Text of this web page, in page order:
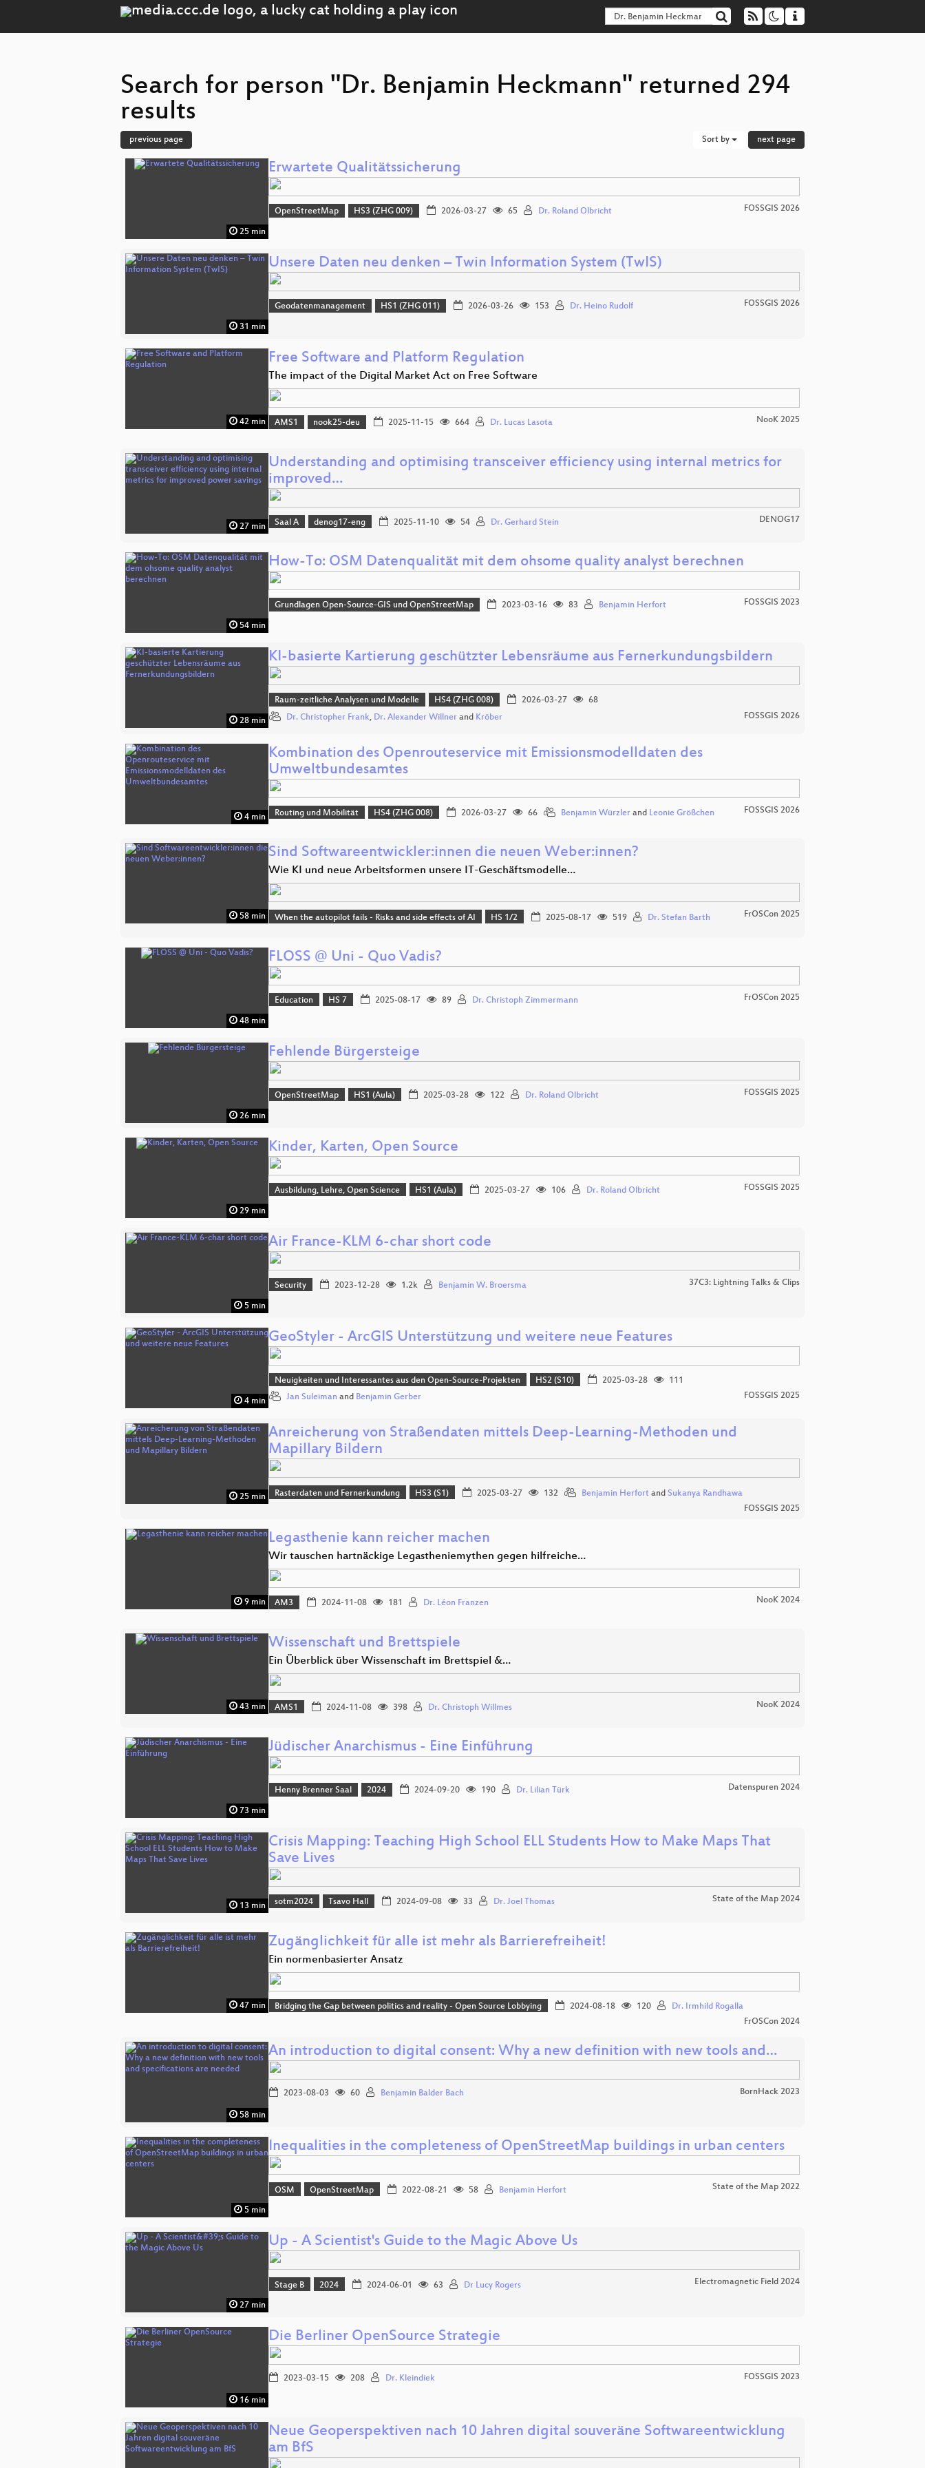
Search for person "Dr. Benjamin Heckmann" returned 294
results
previous page Sort by next page
25 min
Erwartete Qualitätssicherung
OpenStreetMap HS3 (ZHG 009) 2026-03-27 65 Dr. Roland Olbricht FOSSGIS 2026
31 min
Unsere Daten neu denken – Twin Information System (TwIS)
Geodatenmanagement HS1 (ZHG 011) 2026-03-26 153 Dr. Heino Rudolf FOSSGIS 2026
42 min
Free Software and Platform Regulation
The impact of the Digital Market Act on Free Software
AMS1 nook25-deu 2025-11-15 664 Dr. Lucas Lasota NooK 2025
27 min
Understanding and optimising transceiver efficiency using internal metrics for
improved…
Saal A denog17-eng 2025-11-10 54 Dr. Gerhard Stein DENOG17
54 min
How-To: OSM Datenqualität mit dem ohsome quality analyst berechnen
Grundlagen Open-Source-GIS und OpenStreetMap 2023-03-16 83 Benjamin Herfort FOSSGIS 2023
28 min
KI-basierte Kartierung geschützter Lebensräume aus Fernerkundungsbildern
Raum-zeitliche Analysen und Modelle HS4 (ZHG 008) 2026-03-27
68
Dr. Christopher Frank, Dr. Alexander Willner and Kröber FOSSGIS 2026
4 min
Kombination des Openrouteservice mit Emissionsmodelldaten des
Umweltbundesamtes
Routing und Mobilität HS4 (ZHG 008) 2026-03-27 66 Benjamin Würzlerand Leonie Größchen FOSSGIS 2026
58 min
Sind Softwareentwickler:innen die neuen Weber:innen?
Wie KI und neue Arbeitsformen unsere IT-Geschäftsmodelle…
When the autopilot fails - Risks and side effects of AI HS 1/2 2025-08-17 519 Dr. Stefan Barth FrOSCon 2025
48 min
FLOSS @ Uni - Quo Vadis?
Education HS 7 2025-08-17 89 Dr. Christoph Zimmermann FrOSCon 2025
26 min
Fehlende Bürgersteige
OpenStreetMap HS1 (Aula) 2025-03-28 122 Dr. Roland Olbricht FOSSGIS 2025
29 min
Kinder, Karten, Open Source
Ausbildung, Lehre, Open Science HS1 (Aula) 2025-03-27 106 Dr. Roland Olbricht FOSSGIS 2025
5 min
Air France-KLM 6-char short code
Security 2023-12-28 1.2k Benjamin W. Broersma 37C3: Lightning Talks & Clips
4 min
GeoStyler - ArcGIS Unterstützung und weitere neue Features
Neuigkeiten und Interessantes aus den Open-Source-Projekten HS2 (S10) 2025-03-28
111
Jan Suleiman and Benjamin Gerber FOSSGIS 2025
25 min
Anreicherung von Straßendaten mittels Deep-Learning-Methoden und
Mapillary Bildern
Rasterdaten und Fernerkundung HS3 (S1) 2025-03-27 132 Benjamin Herfortand Sukanya Randhawa
FOSSGIS 2025
9 min
Legasthenie kann reicher machen
Wir tauschen hartnäckige Legastheniemythen gegen hilfreiche…
AM3 2024-11-08 181 Dr. Léon Franzen NooK 2024
43 min
Wissenschaft und Brettspiele
Ein Überblick über Wissenschaft im Brettspiel &…
AMS1 2024-11-08 398 Dr. Christoph Willmes NooK 2024
73 min
Jüdischer Anarchismus - Eine Einführung
Henny Brenner Saal 2024 2024-09-20 190 Dr. Lilian Türk Datenspuren 2024
13 min
Crisis Mapping: Teaching High School ELL Students How to Make Maps That
Save Lives
sotm2024 Tsavo Hall 2024-09-08 33 Dr. Joel Thomas State of the Map 2024
47 min
Zugänglichkeit für alle ist mehr als Barrierefreiheit!
Ein normenbasierter Ansatz
Bridging the Gap between politics and reality - Open Source Lobbying 2024-08-18 120
Dr. Irmhild Rogalla
FrOSCon 2024
58 min
An introduction to digital consent: Why a new definition with new tools and…
2023-08-03 60 Benjamin Balder Bach BornHack 2023
5 min
Inequalities in the completeness of OpenStreetMap buildings in urban centers
OSM OpenStreetMap 2022-08-21 58 Benjamin Herfort State of the Map 2022
27 min
Up - A Scientist's Guide to the Magic Above Us
Stage B 2024 2024-06-01 63 Dr Lucy Rogers Electromagnetic Field 2024
16 min
Die Berliner OpenSource Strategie
2023-03-15 208 Dr. Kleindiek FOSSGIS 2023
Neue Geoperspektiven nach 10 Jahren digital souveräne Softwareentwicklung
am BfS